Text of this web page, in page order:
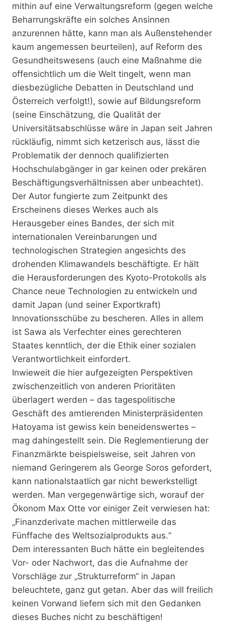
mithin auf eine Verwaltungsreform (gegen welche
Beharrungskräfte ein solches Ansinnen
anzurennen hätte, kann man als Außenstehender
kaum angemessen beurteilen), auf Reform des
Gesundheitswesens (auch eine Maßnahme die
offensichtlich um die Welt tingelt, wenn man
diesbezügliche Debatten in Deutschland und
Österreich verfolgt!), sowie auf Bildungsreform
(seine Einschätzung, die Qualität der
Universitätsabschlüsse wäre in Japan seit Jahren
rückläufig, nimmt sich ketzerisch aus, lässt die
Problematik der dennoch qualifizierten
Hochschulabgänger in gar keinen oder prekären
Beschäftigungsverhältnissen aber unbeachtet).
Der Autor fungierte zum Zeitpunkt des
Erscheinens dieses Werkes auch als
Herausgeber eines Bandes, der sich mit
internationalen Vereinbarungen und
technologischen Strategien angesichts des
drohenden Klimawandels beschäftigte. Er hält
die Herausforderungen des Kyoto-Protokolls als
Chance neue Technologien zu entwickeln und
damit Japan (und seiner Exportkraft)
Innovationsschübe zu bescheren. Alles in allem
ist Sawa als Verfechter eines gerechteren
Staates kenntlich, der die Ethik einer sozialen
Verantwortlichkeit einfordert.
Inwieweit die hier aufgezeigten Perspektiven
zwischenzeitlich von anderen Prioritäten
überlagert werden – das tagespolitische
Geschäft des amtierenden Ministerpräsidenten
Hatoyama ist gewiss kein beneidenswertes –
mag dahingestellt sein. Die Reglementierung der
Finanzmärkte beispielsweise, seit Jahren von
niemand Geringerem als George Soros gefordert,
kann nationalstaatlich gar nicht bewerkstelligt
werden. Man vergegenwärtige sich, worauf der
Ökonom Max Otte vor einiger Zeit verwiesen hat:
„Finanzderivate machen mittlerweile das
Fünffache des Weltsozialprodukts aus.“
Dem interessanten Buch hätte ein begleitendes
Vor- oder Nachwort, das die Aufnahme der
Vorschläge zur „Strukturreform“ in Japan
beleuchtete, ganz gut getan. Aber das will freilich
keinen Vorwand liefern sich mit den Gedanken
dieses Buches nicht zu beschäftigen!